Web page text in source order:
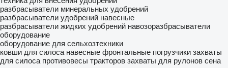
разбрасыватели минеральных удобрений
разбрасыватели удобрений навесные
разбрасыватели жидких удобрений навозоразбрасыватели
оборудование
оборудование для сельхозтехники
ковши для силоса навесные фронтальные погрузчики захваты
для силоса противовесы тракторов захваты для рулонов сена